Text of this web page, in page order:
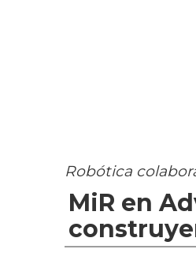
Robótica
MiR en